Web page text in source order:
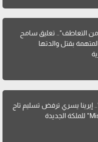
التعاطف".. تعليق سامح
بقتل والدتها
إيرينا يسري ترفض تسليم تاج